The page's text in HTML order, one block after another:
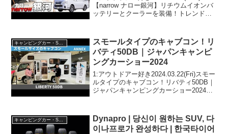
ュー！【オーエムシー】
【narrow ナロー銀河】リチウムイオンバ
ッテリーとクーラーを装備！トレンドア
気で話題らしいぞ、見逃さないで！！2...
スモールタイプのキャブコン！リ
バティ50DB｜ジャパンキャンピ
ングカーショー2024
1:アウトドアー好き2024.03.22(Fri)スモー
ルタイプのキャブコン！リバティ50DB｜
ジャパンキャンピングカーショー2024っ
この動画は注目で...
キャンピングカー・SUV人気車種
Dynapro | 당신이 원하는 SUV, 다
이나프로가 완성하다 | 한국타이어